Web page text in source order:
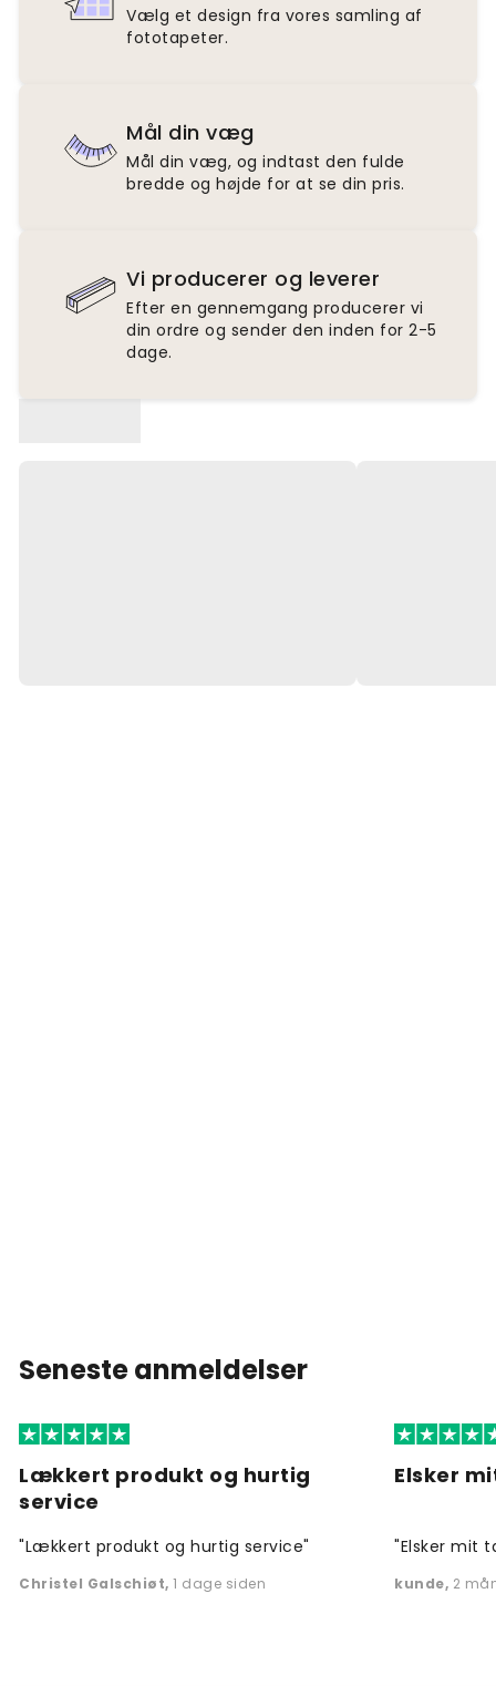
Vælg et design fra vores samling af
fototapeter.
Mål din væg
Mål din væg, og indtast den fulde
bredde og højde for at se din pris.
Vi producerer og leverer
Efter en gennemgang producerer vi
din ordre og sender den inden for 2-5
dage.
Seneste anmeldelser
Lækkert produkt og hurtig
service
"Lækkert produkt og hurtig service"
Christel Galschiøt, 1 dage siden
Elsker
"Elsker mit
kunde, 2